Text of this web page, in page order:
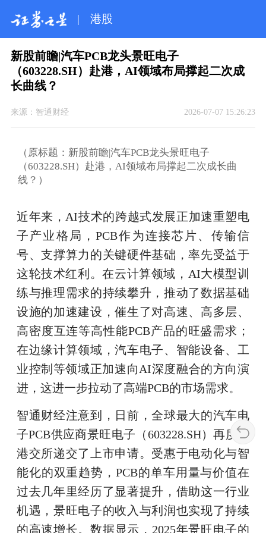
| 港股
新股前瞻|汽车PCB龙头景旺电子
（603228.SH）赴港，AI领域布局撑起二次成
长曲线？
来源： 智通财经 2026-07-07 15:26:23
（原标题：新股前瞻|汽车PCB龙头景旺电子
（603228.SH）赴港，AI领域布局撑起二次成长曲
线？）
近年来，AI技术的跨越式发展正加速重塑电
子产业格局，PCB作为连接芯片、传输信
号、支撑算力的关键硬件基础，率先受益于
这轮技术红利。在云计算领域，AI大模型训
练与推理需求的持续攀升，推动了数据基础
设施的加速建设，催生了对高速、高多层、
高密度互连等高性能PCB产品的旺盛需求；
在边缘计算领域，汽车电子、智能设备、工
业控制等领域正加速向AI深度融合的方向演
进，这进一步拉动了高端PCB的市场需求。
智通财经注意到，日前，全球最大的汽车电
子PCB供应商景旺电子（603228.SH）再度向
港交所递交了上市申请。受惠于电动化与智
能化的双重趋势，PCB的单车用量与价值在
过去几年里经历了显著提升，借助这一行业
机遇，景旺电子的收入与利润也实现了持续
的高速增长。数据显示，2025年景旺电子的